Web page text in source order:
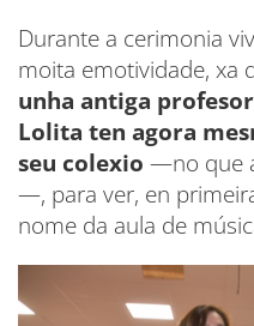
Durante a cerimonia
moita emotividade, xa
unha antiga
Lolita ten agora
seu colexio —no que
—, para ver, en
nome da aula de